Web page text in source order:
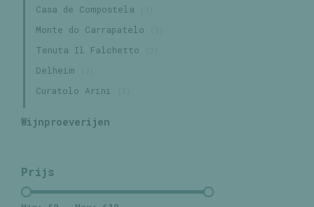
Casa de Compostela
Monte do Carrapatelo
Tenuta Il Falchetto
Delheim
Curatolo Arini
Wijnproeverijen
Prijs